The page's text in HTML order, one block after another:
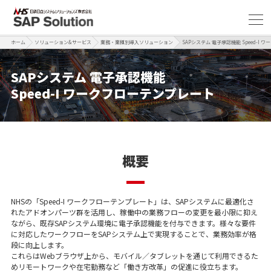
SAPシステム 電子承認機能
Speed-I ワークフローテンプレート
ホーム ソリューション&サービス 業務・業種別導入ソリューション SAPシステム 電子承認機能 Speed-I ワ
概要
NHSの「Speed-I ワークフローテンプレート」は、SAPシステムに最適化さ
れたアドオンパーツ群を活用し、稼働中の業務フローの変更を最小限に抑え
ながら、既存SAPシステム環境に電子承認機能を付与できます。様々な要件
に対応したワークフローをSAPシステム上で実現することで、業務効率が格
段に向上します。
これらはWebブラウザ上から、モバイル／タブレットを通じて利用できるた
めリモートワークや在宅勤務など「働き方改革」の促進に役立ちます。